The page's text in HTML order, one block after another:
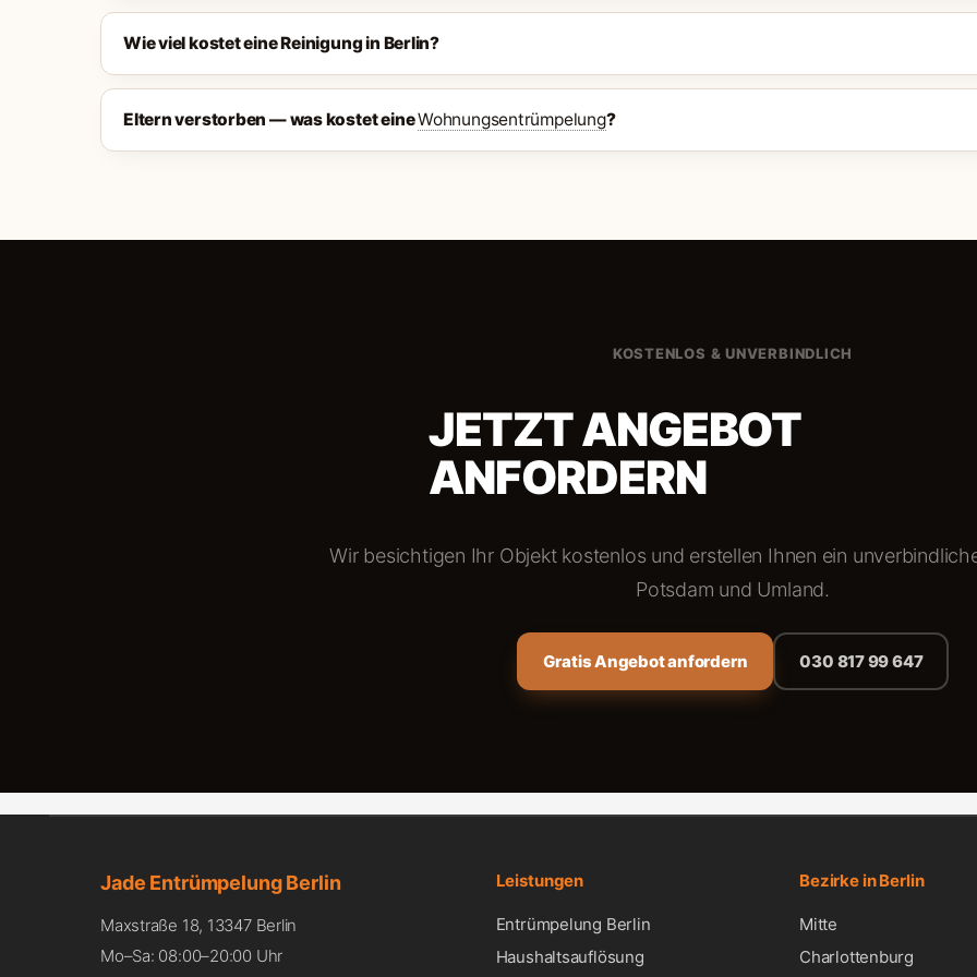
Wie viel kostet eine Reinigung in Berlin?
Eltern verstorben — was kostet eineWohnungsentrümpelung?
KOSTENLOS & UNVERBINDLICH
JETZT ANGEBOT
ANFORDERN
Wir besichtigen Ihr Objekt kostenlos und erstellen Ihnen ein
Potsdam und Umland.
Gratis Angebot anfordern 030 817 99 647
Jade Entrümpelung Berlin
Maxstraße 18, 13347 Berlin
Mo–Sa: 08:00–20:00 Uhr
Leistungen
Entrümpelung Berlin
Haushaltsauflösung
Bezirke in Berlin
Mitte
Charlottenburg